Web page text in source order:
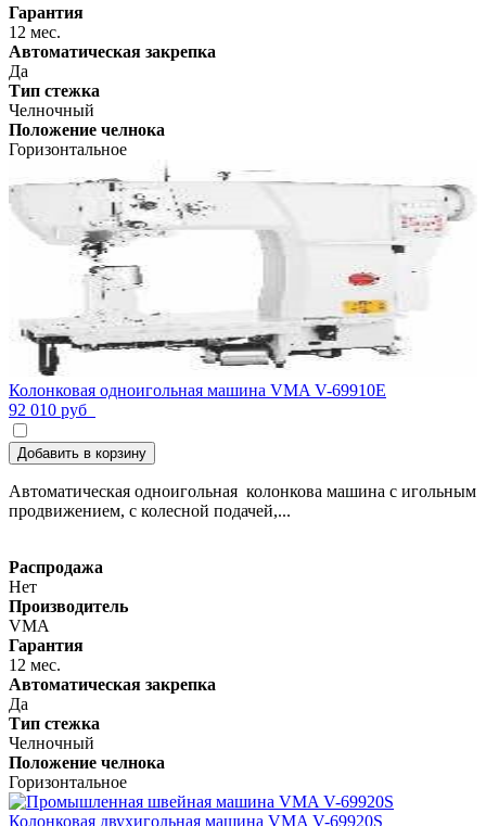
Гарантия
12 мес.
Автоматическая закрепка
Да
Тип стежка
Челночный
Положение челнока
Горизонтальное
Колонковая одноигольная машина VMA V-69910Е
92 010 руб
Добавить в корзину
Автоматическая одноигольная колонкова машина с игольным
продвижением, с колесной подачей,...
Распродажа
Нет
Производитель
VMA
Гарантия
12 мес.
Автоматическая закрепка
Да
Тип стежка
Челночный
Положение челнока
Горизонтальное
Колонковая двухигольная машина VMA V-69920S